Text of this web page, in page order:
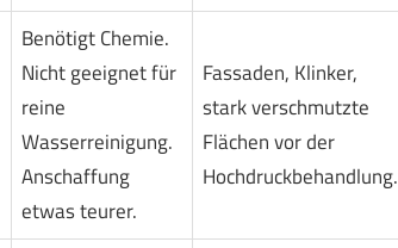
Benötigt Chemie.
Nicht geeignet für
reine
Wasserreinigung.
Anschaffung
etwas teurer.
Fassaden, Klinker,
stark verschmutzte
Flächen vor der
Hochdruckbehandlung.